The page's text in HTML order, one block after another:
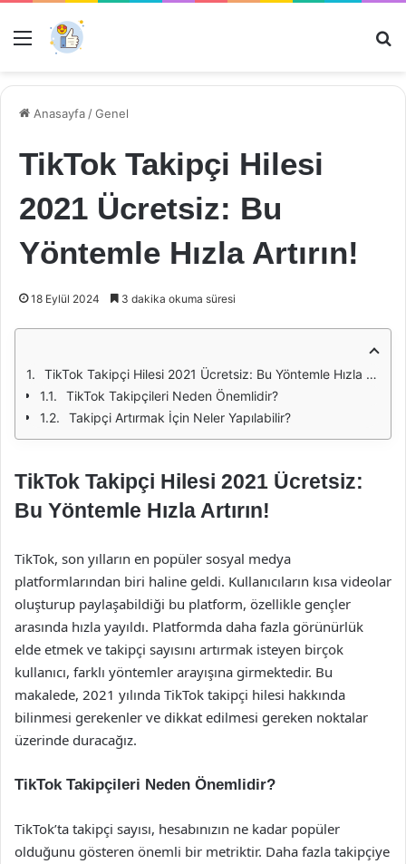
Menü
Anasayfa /Genel
TikTok Takipçi Hilesi
2021 Ücretsiz: Bu
Yöntemle Hızla Artırın!
18 Eylül 2024 3 dakika okuma süresi
TikTok Takipçi Hilesi 2021 Ücretsiz: Bu Yöntemle Hızla Artırın!
TikTok Takipçileri Neden Önemlidir?
Takipçi Artırmak İçin Neler Yapılabilir?
TikTok Takipçi Hilesi 2021 Ücretsiz:
Bu Yöntemle Hızla Artırın!
TikTok, son yılların en popüler sosyal medya
platformlarından biri haline geldi. Kullanıcıların kısa videolar
oluşturup paylaşabildiği bu platform, özellikle gençler
arasında hızla yayıldı. Platformda daha fazla görünürlük
elde etmek ve takipçi sayısını artırmak isteyen birçok
kullanıcı, farklı yöntemler arayışına girmektedir. Bu
makalede, 2021 yılında TikTok takipçi hilesi hakkında
bilinmesi gerekenler ve dikkat edilmesi gereken noktalar
üzerinde duracağız.
TikTok Takipçileri Neden Önemlidir?
TikTok’ta takipçi sayısı, hesabınızın ne kadar popüler
olduğunu gösteren önemli bir metriktir. Daha fazla takipçiye